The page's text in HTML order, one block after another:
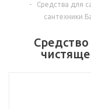
-
Средства для
сантехники